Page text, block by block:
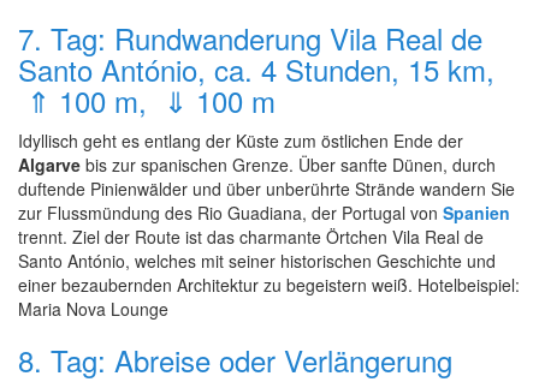
7. Tag: Rundwanderung Vila Real de
Santo António, ca. 4 Stunden, 15 km,
⇑ 100 m, ⇓ 100 m
Idyllisch geht es entlang der Küste zum östlichen Ende der
Algarve bis zur spanischen Grenze. Über sanfte Dünen, durch
duftende Pinienwälder und über unberührte Strände wandern Sie
zur Flussmündung des Rio Guadiana, der Portugal von Spanien
trennt. Ziel der Route ist das charmante Örtchen Vila Real de
Santo António, welches mit seiner historischen Geschichte und
einer bezaubernden Architektur zu begeistern weiß. Hotelbeispiel:
Maria Nova Lounge
8. Tag: Abreise oder Verlängerung